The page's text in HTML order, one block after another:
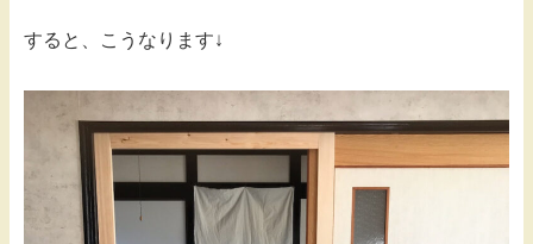
すると、こうなります↓